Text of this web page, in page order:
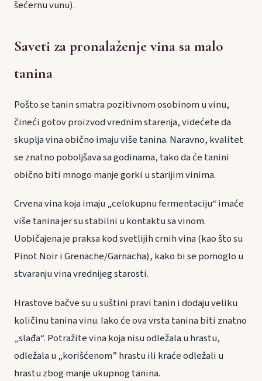
šećernu vunu).
Saveti za pronalaženje vina sa malo
tanina
Pošto se tanin smatra pozitivnom osobinom u vinu,
čineći gotov proizvod vrednim starenja, videćete da
skuplja vina obično imaju više tanina. Naravno, kvalitet
se znatno poboljšava sa godinama, tako da će tanini
obično biti mnogo manje gorki u starijim vinima.
Crvena vina koja imaju „celokupnu fermentaciju“ imaće
više tanina jer su stabilni u kontaktu sa vinom.
Uobičajena je praksa kod svetlijih crnih vina (kao što su
Pinot Noir i Grenache/Garnacha), kako bi se pomoglo u
stvaranju vina vrednijeg starosti.
Hrastove bačve su u suštini pravi tanin i dodaju veliku
količinu tanina vinu. Iako će ova vrsta tanina biti znatno
„slađa“. Potražite vina koja nisu odležala u hrastu,
odležala u „korišćenom” hrastu ili kraće odležali u
hrastu zbog manje ukupnog tanina.